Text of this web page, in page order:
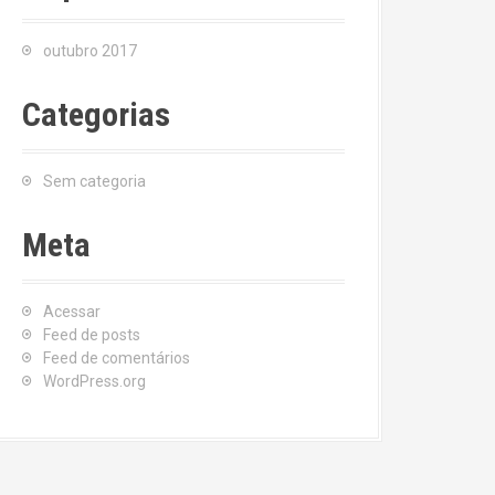
outubro 2017
Categorias
Sem categoria
Meta
Acessar
Feed de posts
Feed de comentários
WordPress.org